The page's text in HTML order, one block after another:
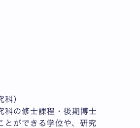
科）
科の修士課程・後期博士
とができる学位や、研究